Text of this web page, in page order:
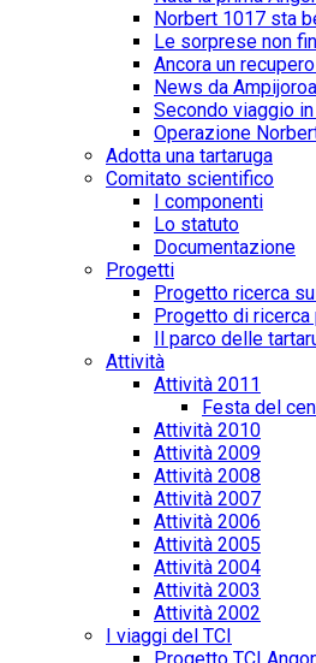
Norbert 1017 sta
Le sorprese non
Ancora un
News da Ampijoroa
Secondo viaggio
Operazione
Adotta una tartaruga
Comitato scientifico
I componenti
Lo statuto
Documentazione
Progetti
Progetto ricerca
Progetto di
Il parco delle
Attività
Attività 2011
Festa del
Attività 2010
Attività 2009
Attività 2008
Attività 2007
Attività 2006
Attività 2005
Attività 2004
Attività 2003
Attività 2002
I viaggi del TCI